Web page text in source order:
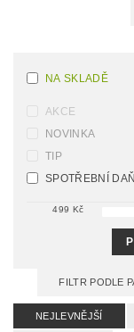
NA SKLADĚ
AKCE
NOVINKA
TIP
SPOTŘEBNÍ DAŇ
499 Kč
FILTR PODLE
NEJLEVNĚJŠÍ